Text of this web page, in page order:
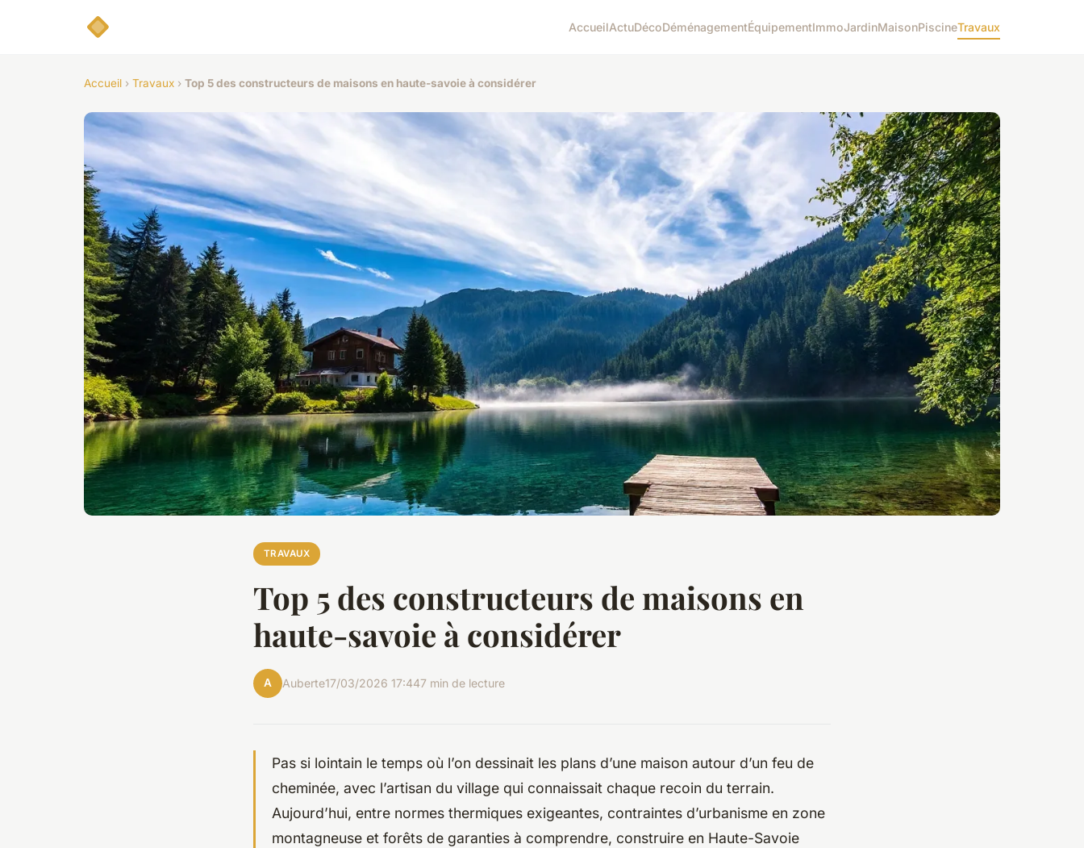
AccueilActuDécoDéménagementÉquipementImmoJardinMaisonPiscineTravaux
Accueil › Travaux › Top 5 des constructeurs de maisons en haute-savoie à considérer
TRAVAUX
Top 5 des constructeurs de maisons en
haute-savoie à considérer
A Auberte17/03/2026 17:447 min de lecture
Pas si lointain le temps où l’on dessinait les plans d’une maison autour d’un feu de
cheminée, avec l’artisan du village qui connaissait chaque recoin du terrain.
Aujourd’hui, entre normes thermiques exigeantes, contraintes d’urbanisme en zone
montagneuse et forêts de garanties à comprendre, construire en Haute-Savoie